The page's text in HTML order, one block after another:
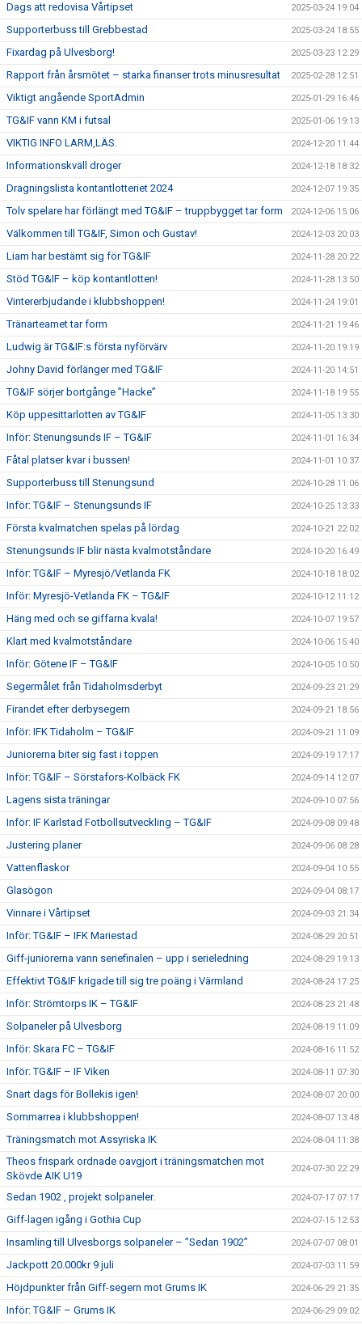
Dags att redovisa Vårtipset 2025-03-24 19:04
Supporterbuss till Grebbestad 2025-03-24 18:55
Fixardag på Ulvesborg! 2025-03-23 12:29
Rapport från årsmötet – starka finanser trots minusresultat 2025-02-28 12:51
Viktigt angående SportAdmin 2025-01-29 16:46
TG&IF vann KM i futsal 2025-01-06 19:13
VIKTIG INFO LARM,LÄS. 2024-12-20 11:44
Informationskväll droger 2024-12-18 18:32
Dragningslista kontantlotteriet 2024 2024-12-07 19:35
Tolv spelare har förlängt med TG&IF – truppbygget tar form 2024-12-06 15:06
Välkommen till TG&IF, Simon och Gustav! 2024-12-03 20:03
Liam har bestämt sig för TG&IF 2024-11-28 20:22
Stöd TG&IF – köp kontantlotten! 2024-11-28 13:50
Vintererbjudande i klubbshoppen! 2024-11-24 19:01
Tränarteamet tar form 2024-11-21 19:46
Ludwig är TG&IF:s första nyförvärv 2024-11-20 19:19
Johny David förlänger med TG&IF 2024-11-20 14:51
TG&IF sörjer bortgånge ”Hacke” 2024-11-18 19:55
Köp uppesittarlotten av TG&IF 2024-11-05 13:30
Inför: Stenungsunds IF – TG&IF 2024-11-01 16:34
Fåtal platser kvar i bussen! 2024-11-01 10:37
Supporterbuss till Stenungsund 2024-10-28 11:06
Inför: TG&IF – Stenungsunds IF 2024-10-25 13:33
Första kvalmatchen spelas på lördag 2024-10-21 22:02
Stenungsunds IF blir nästa kvalmotståndare 2024-10-20 16:49
Inför: TG&IF – Myresjö/Vetlanda FK 2024-10-18 18:02
Inför: Myresjö-Vetlanda FK – TG&IF 2024-10-12 11:12
Häng med och se giffarna kvala! 2024-10-07 19:57
Klart med kvalmotståndare 2024-10-06 15:40
Inför: Götene IF – TG&IF 2024-10-05 10:50
Segermålet från Tidaholmsderbyt 2024-09-23 21:29
Firandet efter derbysegern 2024-09-21 18:56
Inför: IFK Tidaholm – TG&IF 2024-09-21 11:09
Juniorerna biter sig fast i toppen 2024-09-19 17:17
Inför: TG&IF – Sörstafors-Kolbäck FK 2024-09-14 12:07
Lagens sista träningar 2024-09-10 07:56
Inför: IF Karlstad Fotbollsutveckling – TG&IF 2024-09-08 09:48
Justering planer 2024-09-06 08:28
Vattenflaskor 2024-09-04 10:55
Glasögon 2024-09-04 08:17
Vinnare i Vårtipset 2024-09-03 21:34
Inför: TG&IF – IFK Mariestad 2024-08-29 20:51
Giff-juniorerna vann seriefinalen – upp i serieledning 2024-08-29 19:13
Effektivt TG&IF krigade till sig tre poäng i Värmland 2024-08-24 17:25
Inför: Strömtorps IK – TG&IF 2024-08-23 21:48
Solpaneler på Ulvesborg 2024-08-19 11:09
Inför: Skara FC – TG&IF 2024-08-16 11:52
Inför: TG&IF – IF Viken 2024-08-11 07:30
Snart dags för Bollekis igen! 2024-08-07 20:00
Sommarrea i klubbshoppen! 2024-08-07 13:48
Träningsmatch mot Assyriska IK 2024-08-04 11:38
Theos frispark ordnade oavgjort i träningsmatchen mot
Skövde AIK U19
2024-07-30 22:29
Sedan 1902 , projekt solpaneler. 2024-07-17 07:17
Giff-lagen igång i Gothia Cup 2024-07-15 12:53
Insamling till Ulvesborgs solpaneler – ”Sedan 1902” 2024-07-07 08:01
Jackpott 20.000kr 9 juli 2024-07-03 11:59
Höjdpunkter från Giff-segern mot Grums IK 2024-06-29 21:35
Inför: TG&IF – Grums IK 2024-06-29 09:02